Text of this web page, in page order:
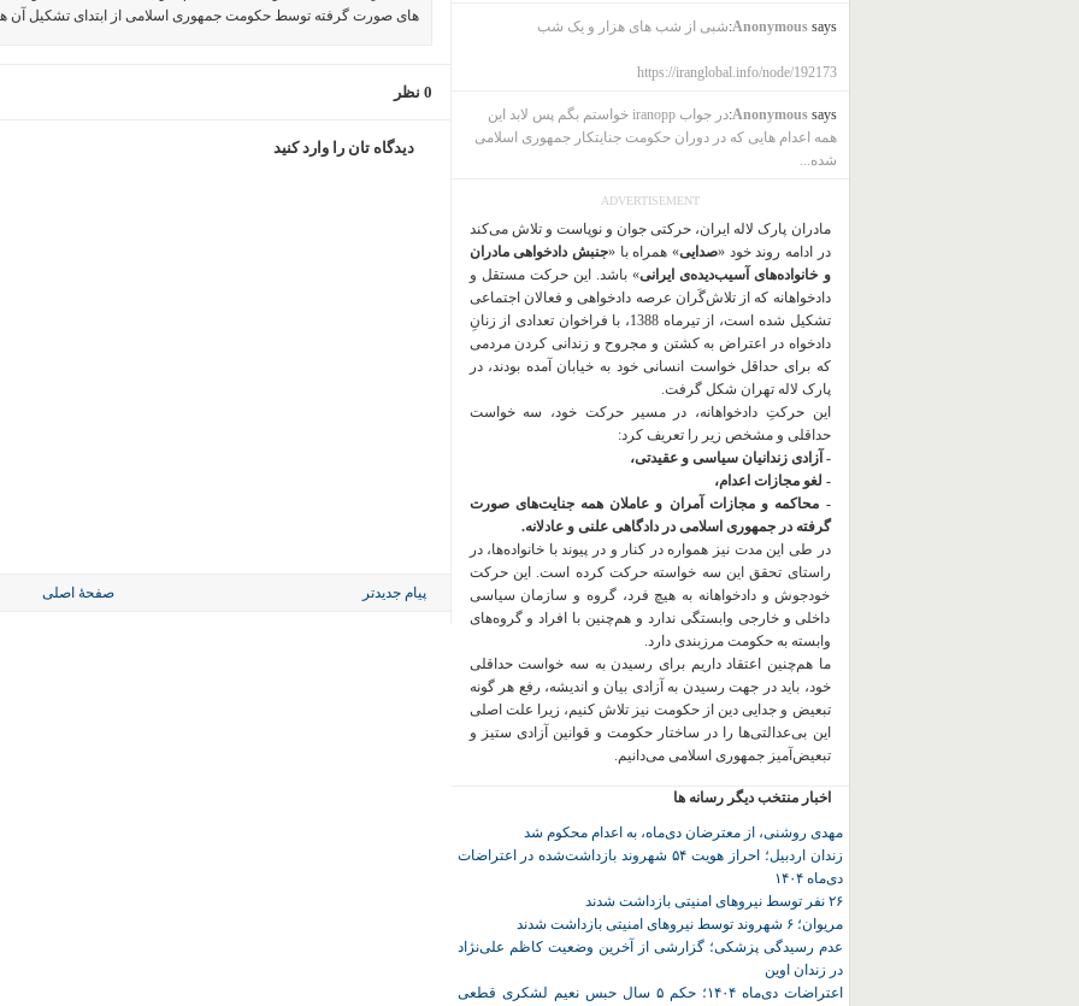
های صورت گرفته توسط حکومت جمهوری اسلامی از ابتدای تشکیل آن
0 نظر
دیدگاه تان را وارد کنید
پیام جدیدتر صفحهٔ اصلی
Anonymoussays: شبی از شب های هزار و یک شب
https://iranglobal.info/node/192173
Anonymoussays:
در جواب iranopp خواستم بگم پس لابد این
همه اعدام هایی که در دوران حکومت جنایتکار جمهوری اسلامی
شده...
ADVERTISEMENT
مادران پارک لاله ایران، حرکتی جوان و نوپاست و تلاش می‌کند
در ادامه روند خود «صدایی» همراه با «جنبش دادخواهی مادران
و خانواده‌های آسیب‌دیده‌ی ایرانی» باشد. این حرکت مستقل و
دادخواهانه که از تلاش‌گَران عرصه دادخواهی و فعالان اجتماعی
تشکیل شده است، از تیرماه 1388، با فراخوان تعدادی از زنانِ
دادخواه در اعتراض به کشتن و مجروح و زندانی کردن مردمی
که برای حداقل خواست انسانی خود به خیابان آمده بودند، در
پارک لاله تهران شکل گرفت.
این حرکتِ دادخواهانه، در مسیر حرکت خود، سه خواست
حداقلی و مشخص زیر را تعریف کرد:
- آزادی زندانیان سیاسی و عقیدتی،
- لغو مجازات اعدام،
- محاکمه و مجازات آمران و عاملان همه جنایت‌های صورت
گرفته در جمهوری اسلامی در دادگاهی علنی و عادلانه.
در طی این مدت نیز همواره در کنار و در پیوند با خانواده‌ها، در
راستای تحقق این سه خواسته حرکت کرده است. این حرکت
خودجوش و دادخواهانه به هیچ فرد، گروه و سازمان سیاسی
داخلی و خارجی وابستگی ندارد و هم‌چنین با افراد و گروه‌های
وابسته به حکومت مرزبندی دارد.
ما هم‌چنین اعتقاد داریم برای رسیدن به سه خواست حداقلی
خود، باید در جهت رسیدن به آزادی بیان و اندیشه، رفع هر گونه
تبعیض و جدایی دین از حکومت نیز تلاش کنیم، زیرا علت اصلی
این بی‌عدالتی‌ها را در ساختار حکومت و قوانین آزادی ستیز و
تبعیض‌آمیز جمهوری اسلامی می‌دانیم.
اخبار منتخب دیگر رسانه ها
مهدی روشنی، از معترضان دی‌ماه، به اعدام محکوم شد
زندان اردبیل؛ احراز هویت ۵۴ شهروند بازداشت‌شده در اعتراضات
دی‌ماه ۱۴۰۴
۲۶ نفر توسط نیروهای امنیتی بازداشت شدند
مریوان؛ ۶ شهروند توسط نیروهای امنیتی بازداشت شدند
عدم رسیدگی پزشکی؛ گزارشی از آخرین وضعیت کاظم علی‌نژاد
در زندان اوین
اعتراضات دی‌ماه ۱۴۰۴؛ حکم ۵ سال حبس نعیم لشکری قطعی